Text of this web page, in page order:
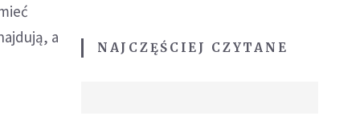
a
NAJCZĘŚCIEJ CZYTANE